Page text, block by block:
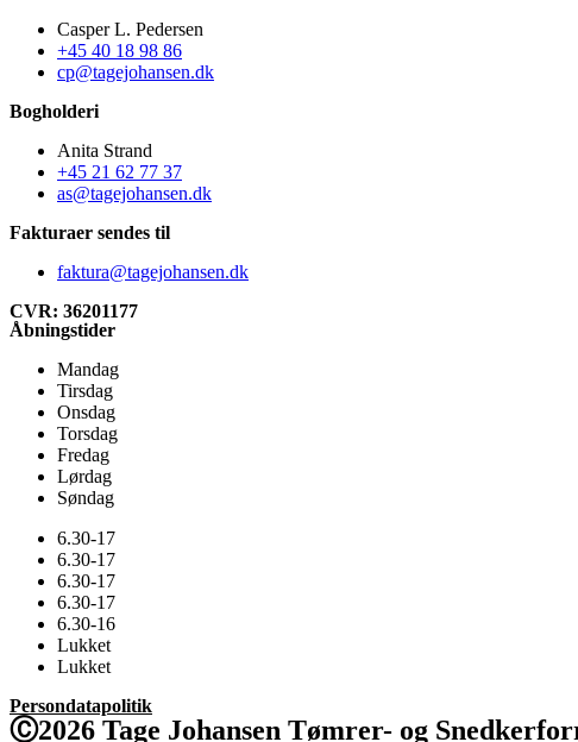
Casper L. Pedersen
+45 40 18 98 86
cp@tagejohansen.dk
Bogholderi
Anita Strand
+45 21 62 77 37
as@tagejohansen.dk
Fakturaer sendes til
faktura@tagejohansen.dk
CVR: 36201177
Åbningstider
Mandag
Tirsdag
Onsdag
Torsdag
Fredag
Lørdag
Søndag
6.30-17
6.30-17
6.30-17
6.30-17
6.30-16
Lukket
Lukket
Persondatapolitik
Ⓒ2026 Tage Johansen Tømrer- og